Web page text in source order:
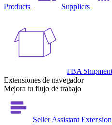
Products Suppliers
FBA
Extensiones de navegador
Mejora tu flujo de trabajo
Seller Assistant Extension